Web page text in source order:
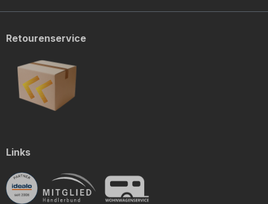
Retourenservice
Links